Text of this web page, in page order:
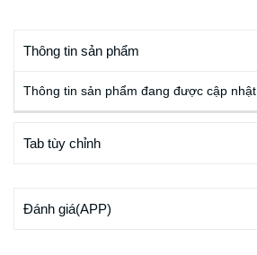
Thông tin sản phẩm
Thông tin sản phẩm đang được cập nhật
Tab tùy chỉnh
Đánh giá(APP)